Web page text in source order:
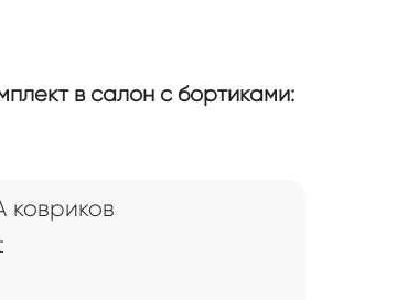
в салон с бортиками:
ковриков